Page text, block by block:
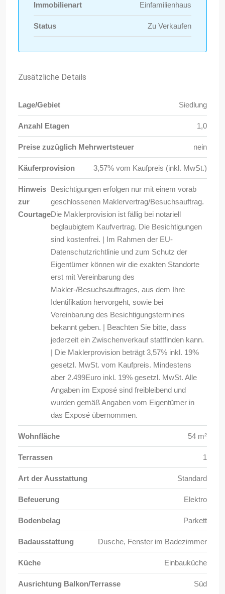
Immobilienart Einfamilienhaus
Status Zu Verkaufen
Zusätzliche Details
Lage/Gebiet Siedlung
Anzahl Etagen 1,0
Preise zuzüglich Mehrwertsteuer nein
Käuferprovision 3,57% vom Kaufpreis (inkl. MwSt.)
Hinweis
zur
Courtage
Besichtigungen erfolgen nur mit einem vorab
geschlossenen Maklervertrag/Besuchsauftrag.
Die Maklerprovision ist fällig bei notariell
beglaubigtem Kaufvertrag. Die Besichtigungen
sind kostenfrei. | Im Rahmen der EU-
Datenschutzrichtlinie und zum Schutz der
Eigentümer können wir die exakten Standorte
erst mit Vereinbarung des
Makler-/Besuchsauftrages, aus dem Ihre
Identifikation hervorgeht, sowie bei
Vereinbarung des Besichtigungstermines
bekannt geben. | Beachten Sie bitte, dass
jederzeit ein Zwischenverkauf stattfinden kann.
| Die Maklerprovision beträgt 3,57% inkl. 19%
gesetzl. MwSt. vom Kaufpreis. Mindestens
aber 2.499Euro inkl. 19% gesetzl. MwSt. Alle
Angaben im Exposé sind freibleibend und
wurden gemäß Angaben vom Eigentümer in
das Exposé übernommen.
Wohnfläche 54 m²
Terrassen 1
Art der Ausstattung Standard
Befeuerung Elektro
Bodenbelag Parkett
Badausstattung Dusche, Fenster im Badezimmer
Küche Einbauküche
Ausrichtung Balkon/Terrasse Süd